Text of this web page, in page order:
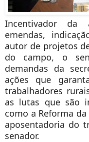
Incentivador da
emendas,
autor de projetos
do campo, o
demandas da
ações que
trabalhadores
as lutas que são
como a Reforma
aposentadoria do
senador.